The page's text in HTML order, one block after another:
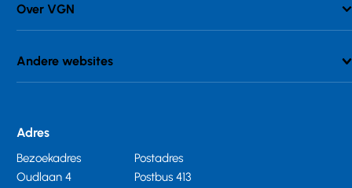
Over VGN
Andere websites
Adres
Bezoekadres
Oudlaan 4
Postadres
Postbus 413